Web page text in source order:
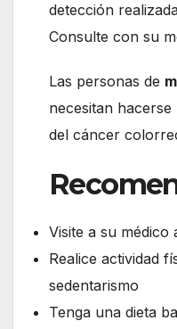
detección
Consulte con su
Las personas de
necesitan
del cáncer
Visite a su médico
Realice actividad
sedentarismo
Tenga una dieta